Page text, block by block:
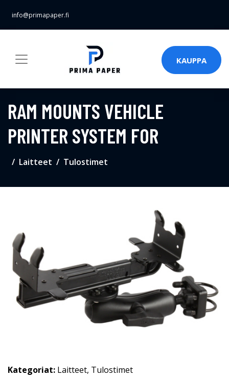
info@primapaper.fi
KAUPPA
RAM MOUNTS VEHICLE
PRINTER SYSTEM FOR
Laitteet Tulostimet
Kategoriat: Laitteet, Tulostimet